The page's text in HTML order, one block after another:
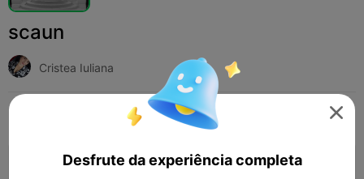
scaun
Cristea Iuliana
Adicionar Arte e Design Outro 
Adicionar configuração de impressão

Desfrute da experiência completa